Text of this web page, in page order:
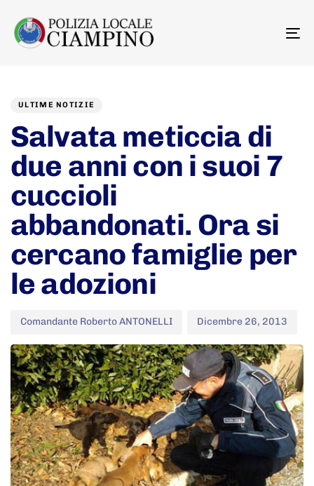
ULTIME NOTIZIE
Salvata meticcia di
due anni con i suoi 7
cuccioli
abbandonati. Ora si
cercano famiglie per
le adozioni
Comandante Roberto ANTONELLI Dicembre 26, 2013